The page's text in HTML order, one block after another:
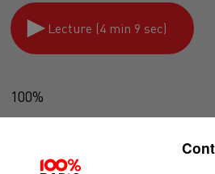
Lecture (4 min 9 sec)
100%